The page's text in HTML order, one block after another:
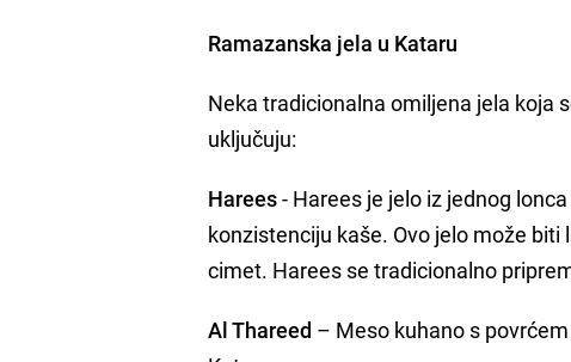
Ramazanska jela u Kataru
Neka tradicionalna omiljena jela koja
uključuju:
Harees- Harees je jelo iz jednog
konzistenciju kaše. Ovo jelo može
cimet. Harees se tradicionalno
Al Thareed – Meso kuhano s